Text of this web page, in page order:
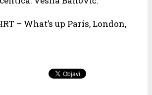
– What’s up Paris, London,